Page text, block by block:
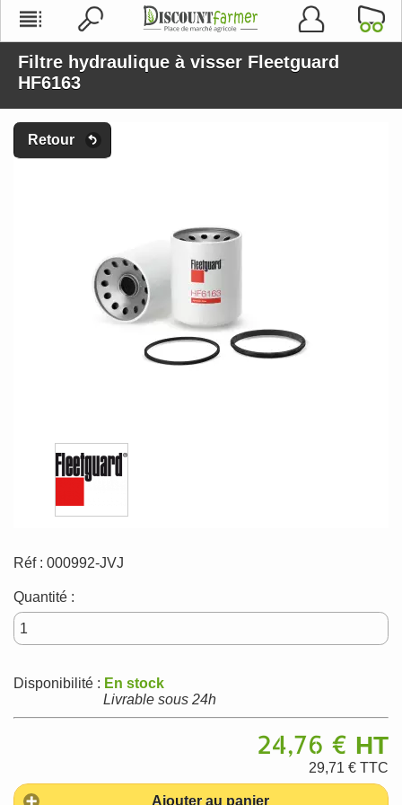
Filtre hydraulique à visser Fleetguard
HF6163
Retour
Réf : 000992-JVJ
Quantité :
Disponibilité : En stock
Livrable sous 24h
24,76 € HT
29,71 € TTC
Ajouter au panier